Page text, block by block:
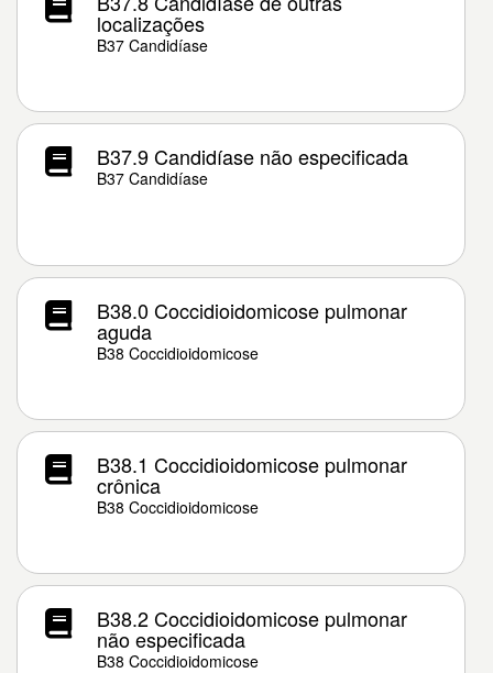
localizações
B37 Candidíase
B37.9 Candidíase não especificada
B37 Candidíase
B38.0 Coccidioidomicose pulmonar
aguda
B38 Coccidioidomicose
B38.1 Coccidioidomicose pulmonar
crônica
B38 Coccidioidomicose
B38.2 Coccidioidomicose pulmonar
não especificada
B38 Coccidioidomicose